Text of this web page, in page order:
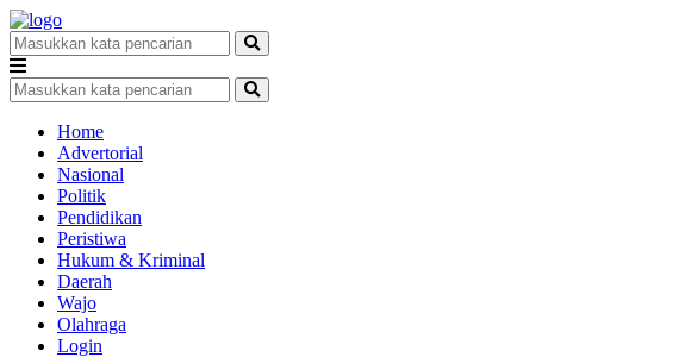
Home
Advertorial
Nasional
Politik
Pendidikan
Peristiwa
Hukum & Kriminal
Daerah
Wajo
Olahraga
Login